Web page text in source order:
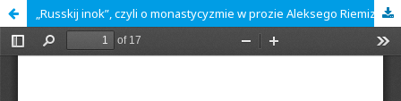
„Russkij inok”, czyli o monastycyzmie w prozie Aleksego Riemizowa